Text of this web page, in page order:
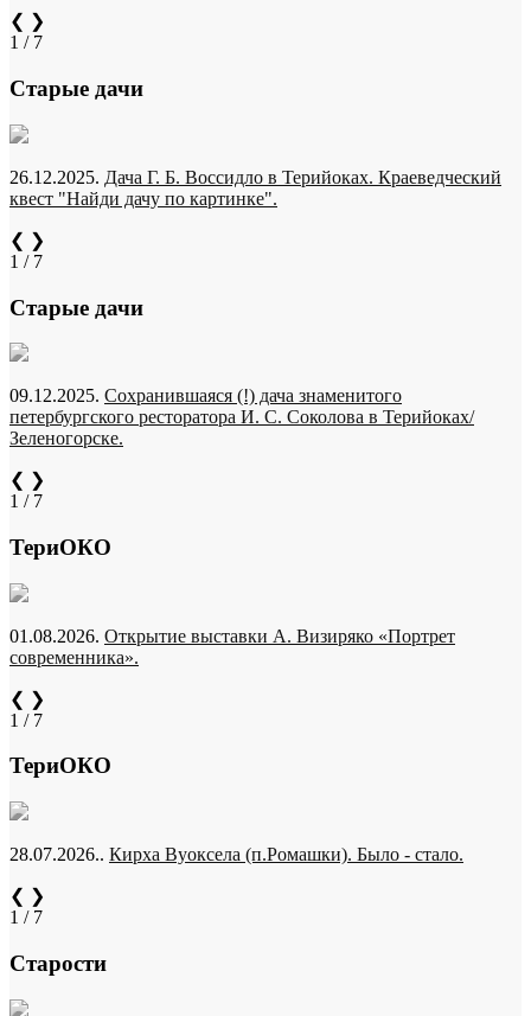
❮ ❯
1 / 7
Старые дачи
26.12.2025. Дача Г. Б. Воссидло в Терийоках. Краеведческий
квест "Найди дачу по картинке".
❮ ❯
1 / 7
Старые дачи
09.12.2025. Сохранившаяся (!) дача знаменитого
петербургского ресторатора И. С. Соколова в Терийоках/
Зеленогорске.
❮ ❯
1 / 7
ТериОКО
01.08.2026. Открытие выставки А. Визиряко «Портрет
современника».
❮ ❯
1 / 7
ТериОКО
28.07.2026.. Кирха Вуоксела (п.Ромашки). Было - стало.
❮ ❯
1 / 7
Старости